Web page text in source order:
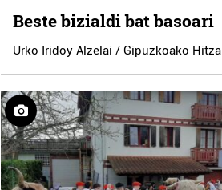
Beste bizialdi bat basoari
Urko Iridoy Alzelai / Gipuzkoako Hitza